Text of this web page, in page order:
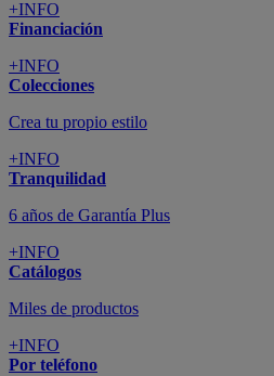
+INFO
Financiación
+INFO
Colecciones
Crea tu propio estilo
+INFO
Tranquilidad
6 años de Garantía Plus
+INFO
Catálogos
Miles de productos
+INFO
Por teléfono